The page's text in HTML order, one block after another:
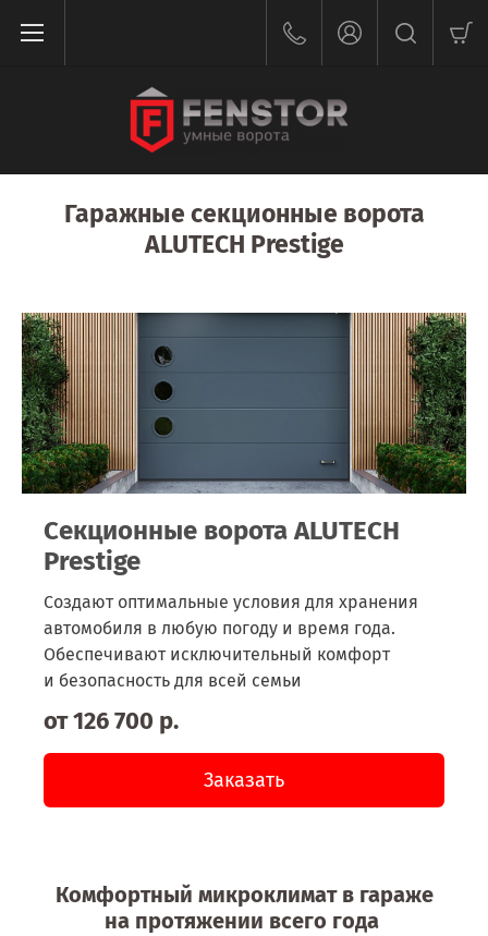
Гаражные секционные ворота
ALUTECH Prestige
Секционные ворота ALUTECH
Prestige
Создают оптимальные условия для хранения
автомобиля в любую погоду и время года.
Обеспечивают исключительный комфорт
и безопасность для всей семьи
от 126 700 р.
Заказать
Комфортный микроклимат в гараже
на протяжении всего года